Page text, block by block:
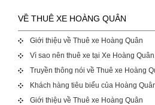
VỀ THUÊ XE HOÀNG QUÂN
Giới thiệu về Thuê xe Hoàng Quân
Vì sao nên thuê xe tại Xe Hoàng Quân
Truyền thông nói về Thuê xe Hoàng
Khách hàng tiêu biểu của Hoàng
Giới thiệu về Thuê xe Hoàng Quân